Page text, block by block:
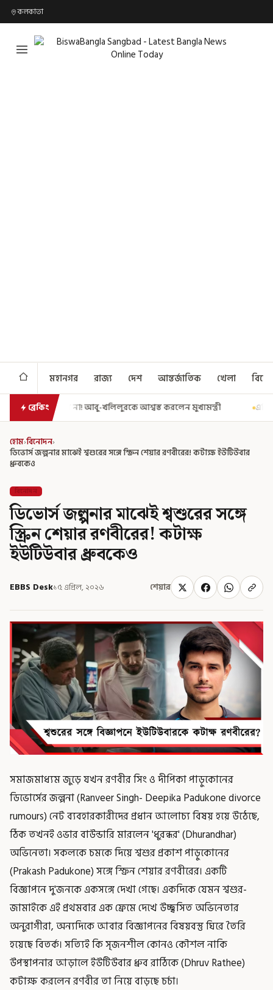
কলকাতা
মহানগর রাজ্য দেশ আন্তর্জাতিক খেলা
ব্রেকিং
খলিলুরকে আশ্বস্ত করলেন মুখ্যমন্ত্রী এগিয়ে গেল আরও একধাপ, সপ্তম পে
হোম›বিনোদন›
ডিভোর্স জল্পনার মাঝেই শ্বশুরের সঙ্গে স্ক্রিন শেয়ার রণবীরের! কটাক্ষ ইউটিউবার
ধ্রুবকেও
বিনোদন
ডিভোর্স জল্পনার মাঝেই শ্বশুরের সঙ্গে
স্ক্রিন শেয়ার রণবীরের! কটাক্ষ
ইউটিউবার ধ্রুবকেও
EBBS Desk১৫ এপ্রিল, ২০২৬ শেয়ার
সমাজমাধ্যম জুড়ে যখন রণবীর সিং ও দীপিকা পাড়ুকোনের
ডিভোর্সের জল্পনা (Ranveer Singh- Deepika Padukone divorce
rumours) নেট ব্যবহারকারীদের প্রধান আলোচ্য বিষয় হয়ে উঠেছে,
ঠিক তখনই ওভার বাউন্ডারি মারলেন 'ধুরন্ধর' (Dhurandhar)
অভিনেতা। সকলকে চমকে দিয়ে শ্বশুর প্রকাশ পাড়ুকোনের
(Prakash Padukone) সঙ্গে স্ক্রিন শেয়ার রণবীরের। একটি
বিজ্ঞাপনে দু'জনকে একসঙ্গে দেখা গেছে। একদিকে যেমন শ্বশুর-
জামাইকে এই প্রথমবার এক ফ্রেমে দেখে উচ্ছ্বসিত অভিনেতার
অনুরাগীরা, অন্যদিকে আবার বিজ্ঞাপনের বিষয়বস্তু ঘিরে তৈরি
হয়েছে বিতর্ক। সত্যিই কি সৃজনশীল কোনও কৌশল নাকি
উপস্থাপনার আড়ালে ইউটিউবার ধ্রুব রাঠিকে (Dhruv Rathee)
কটাক্ষ করলেন রণবীর তা নিয়ে বাড়ছে চর্চা।